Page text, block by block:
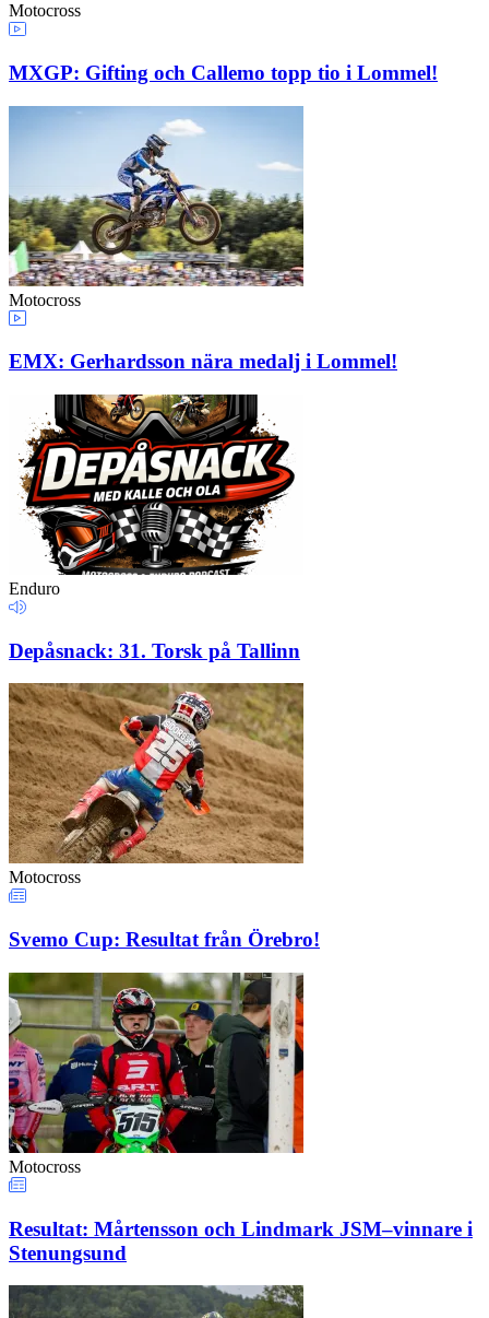
Motocross
MXGP: Gifting och Callemo topp tio i Lommel!
Motocross
EMX: Gerhardsson nära medalj i Lommel!
Enduro
Depåsnack: 31. Torsk på Tallinn
Motocross
Svemo Cup: Resultat från Örebro!
Motocross
Resultat: Mårtensson och Lindmark JSM–vinnare i
Stenungsund